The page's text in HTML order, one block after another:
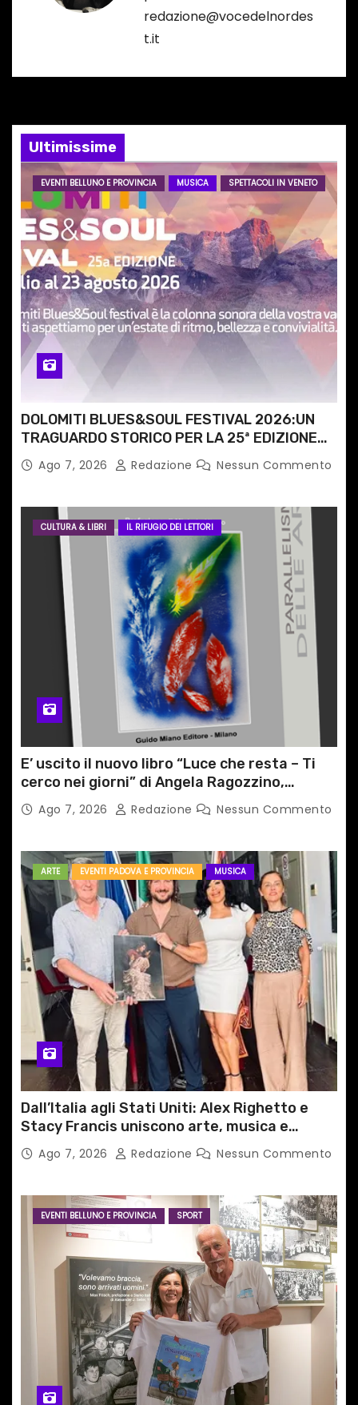
n
a
r
t
i
c
o
l
i
redazione@vocedelnordes
t.it
Ultimissime
EVENTI BELLUNO E PROVINCIA MUSICA SPETTACOLI IN VENETO
DOLOMITI BLUES&SOUL FESTIVAL 2026:UN
TRAGUARDO STORICO PER LA 25ª EDIZIONE
TRA LE CIME PATRIMONIO UNESCO
Ago 7, 2026 Redazione Nessun Commento
CULTURA & LIBRI IL RIFUGIO DEI LETTORI
E’ uscito il nuovo libro “Luce che resta – Ti
cerco nei giorni” di Angela Ragozzino,
medico primario di Capua
Ago 7, 2026 Redazione Nessun Commento
ARTE EVENTI PADOVA E PROVINCIA MUSICA
Dall’Italia agli Stati Uniti: Alex Righetto e
Stacy Francis uniscono arte, musica e
tecnologia in un nuovo progetto
internazionale”
Ago 7, 2026 Redazione Nessun Commento
EVENTI BELLUNO E PROVINCIA SPORT